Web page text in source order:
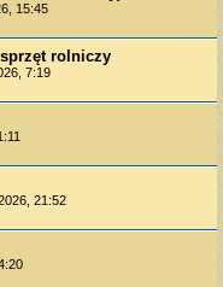
15:45
rolniczy
7:19
21:52